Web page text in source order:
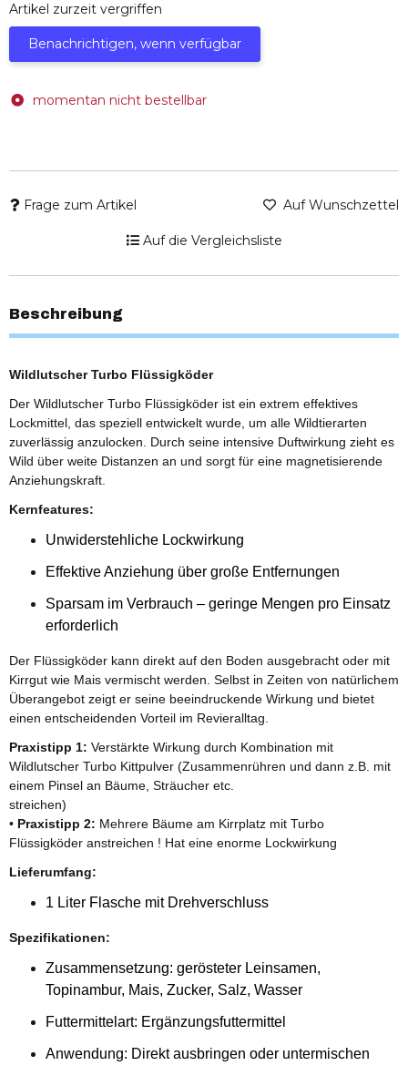
Artikel zurzeit vergriffen
Benachrichtigen, wenn verfügbar
momentan nicht bestellbar
Frage zum Artikel Auf Wunschzettel
Auf die Vergleichsliste
Beschreibung
Wildlutscher Turbo Flüssigköder
Der Wildlutscher Turbo Flüssigköder ist ein extrem effektives
Lockmittel, das speziell entwickelt wurde, um alle Wildtierarten
zuverlässig anzulocken. Durch seine intensive Duftwirkung zieht es
Wild über weite Distanzen an und sorgt für eine magnetisierende
Anziehungskraft.
Kernfeatures:
Unwiderstehliche Lockwirkung
Effektive Anziehung über große Entfernungen
Sparsam im Verbrauch – geringe Mengen pro Einsatz
erforderlich
Der Flüssigköder kann direkt auf den Boden ausgebracht oder mit
Kirrgut wie Mais vermischt werden. Selbst in Zeiten von natürlichem
Überangebot zeigt er seine beeindruckende Wirkung und bietet
einen entscheidenden Vorteil im Revieralltag.
Praxistipp 1: Verstärkte Wirkung durch Kombination mit
Wildlutscher Turbo Kittpulver (Zusammenrühren und dann z.B. mit
einem Pinsel an Bäume, Sträucher etc.
streichen)
• Praxistipp 2: Mehrere Bäume am Kirrplatz mit Turbo
Flüssigköder anstreichen ! Hat eine enorme Lockwirkung
Lieferumfang:
1 Liter Flasche mit Drehverschluss
Spezifikationen:
Zusammensetzung: gerösteter Leinsamen,
Topinambur, Mais, Zucker, Salz, Wasser
Futtermittelart: Ergänzungsfuttermittel
Anwendung: Direkt ausbringen oder untermischen